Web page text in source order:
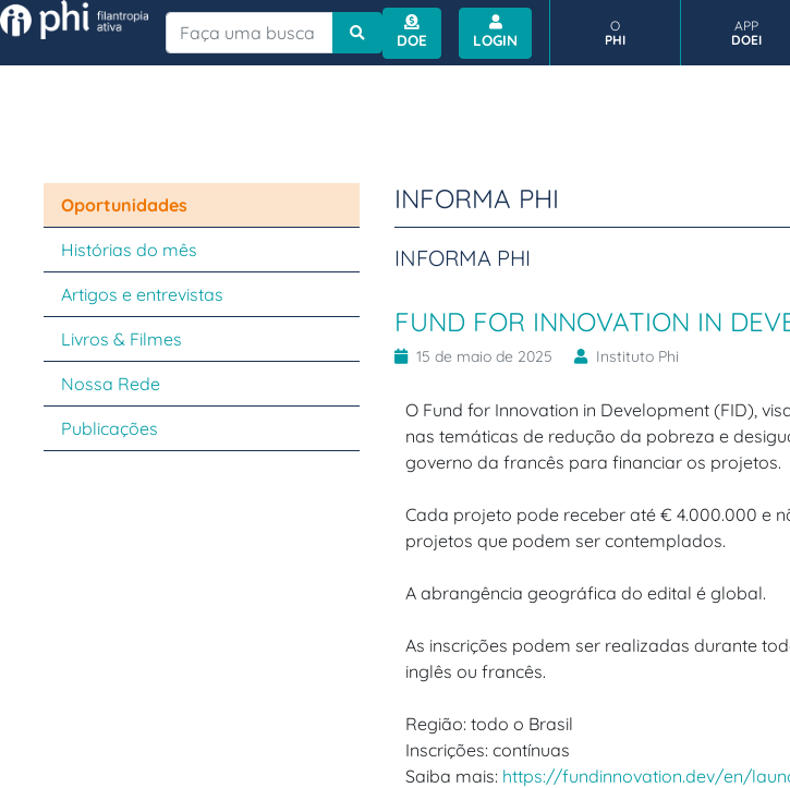
INSTITUTO PHI DOE LOGIN
O
PHI
COMPLIANCE
APP
DOEI
APP DOEI
INFORMA PHI
INFORMA PHI
FUND FOR INNOVATION IN
15 de maio de 2025 Instituto Phi
O Fund for Innovation in Development (FID),
nas temáticas de redução da pobreza e
governo da francês para financiar os projetos.
Cada projeto pode receber até € 4.000.000 e
projetos que podem ser contemplados.
A abrangência geográfica do edital é global.
As inscrições podem ser realizadas durante
inglês ou francês.
Região: todo o Brasil
Inscrições: contínuas
Saiba mais: https://fundinnovation.dev/en/
Oportunidades
Histórias do mês
Artigos e entrevistas
Livros & Filmes
Nossa Rede
Publicações